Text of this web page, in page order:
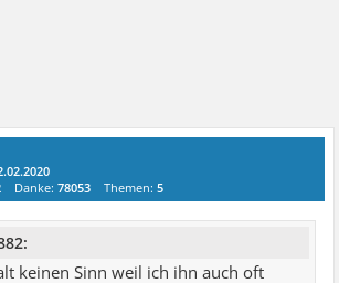
Danke:78053 Themen:5
keinen Sinn weil ich ihn auch oft